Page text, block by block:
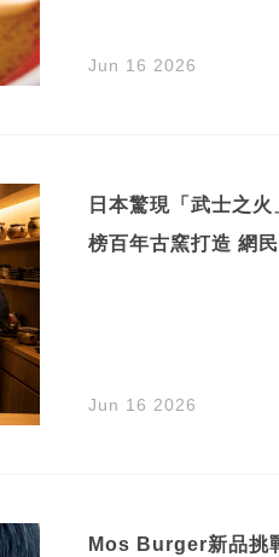
Jun 16 2026
日本驚現「武士之
榜百年古窯打造 網
Jun 16 2026
Mos Burger新品挑